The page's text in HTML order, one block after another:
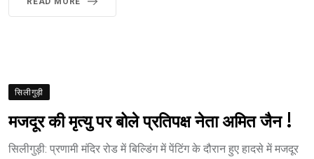
सिलीगुड़ी
मजदूर की मृत्यु पर बोले प्रतिपक्ष नेता अमित जैन !
सिलीगुड़ी: प्रणामी मंदिर रोड में बिल्डिंग में पेंटिंग के दौरान हुए हादसे में मजदूर